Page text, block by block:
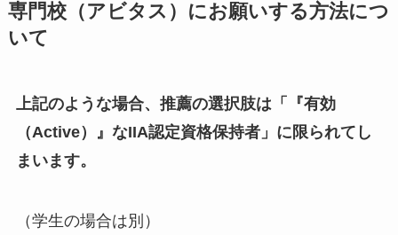
専門校（アビタス）にお願いする方法につ
いて
上記のような場合、推薦の選択肢は「『有効
（Active）』なIIA認定資格保持者」に限られてし
まいます。
（学生の場合は別）